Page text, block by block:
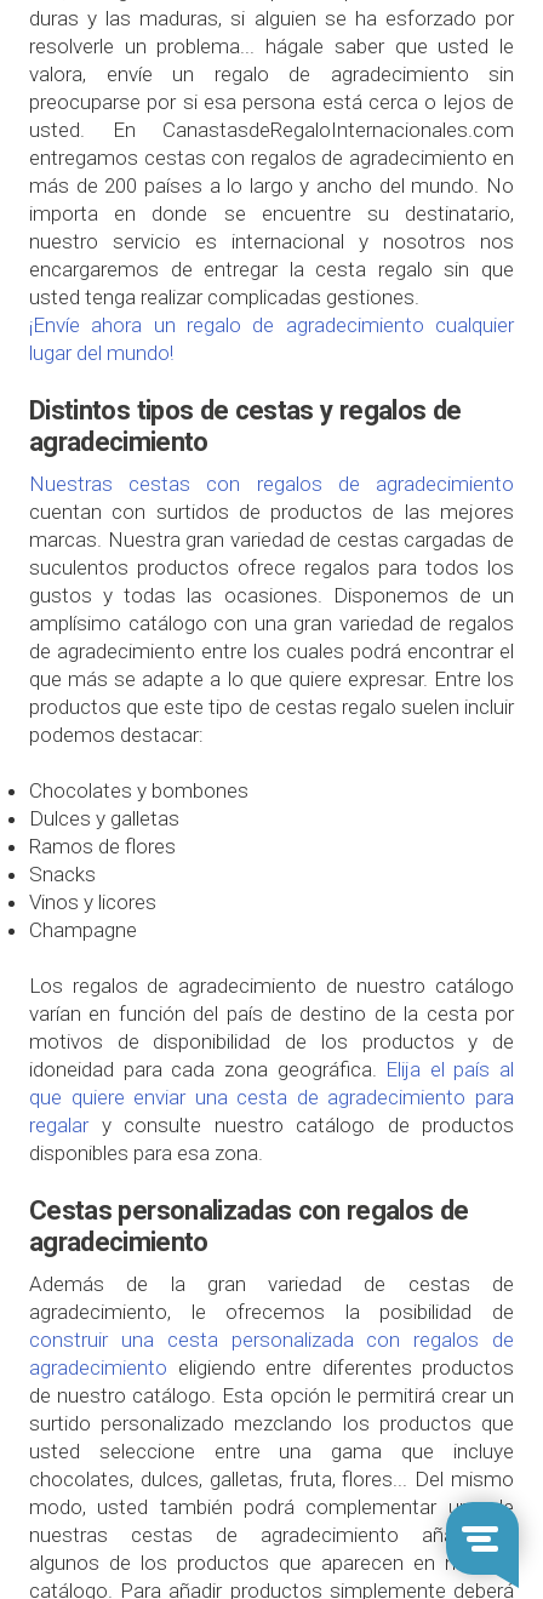
duras y las maduras, si alguien se ha esforzado por
resolverle un problema... hágale saber que usted le
valora, envíe un regalo de agradecimiento sin
preocuparse por si esa persona está cerca o lejos de
usted. En CanastasdeRegaloInternacionales.com
entregamos cestas con regalos de agradecimiento en
más de 200 países a lo largo y ancho del mundo. No
importa en donde se encuentre su destinatario,
nuestro servicio es internacional y nosotros nos
encargaremos de entregar la cesta regalo sin que
usted tenga realizar complicadas gestiones.
¡Envíe ahora un regalo de agradecimiento cualquier
lugar del mundo!
Distintos tipos de cestas y regalos de
agradecimiento
Nuestras cestas con regalos de agradecimiento
cuentan con surtidos de productos de las mejores
marcas. Nuestra gran variedad de cestas cargadas de
suculentos productos ofrece regalos para todos los
gustos y todas las ocasiones. Disponemos de un
amplísimo catálogo con una gran variedad de regalos
de agradecimiento entre los cuales podrá encontrar el
que más se adapte a lo que quiere expresar. Entre los
productos que este tipo de cestas regalo suelen incluir
podemos destacar:
Chocolates y bombones
Dulces y galletas
Ramos de flores
Snacks
Vinos y licores
Champagne
Los regalos de agradecimiento de nuestro catálogo
varían en función del país de destino de la cesta por
motivos de disponibilidad de los productos y de
idoneidad para cada zona geográfica. Elija el país al
que quiere enviar una cesta de agradecimiento para
regalary consulte nuestro catálogo de productos
disponibles para esa zona.
Cestas personalizadas con regalos de
agradecimiento
Además de la gran variedad de cestas de
agradecimiento, le ofrecemos la posibilidad de
construir una cesta personalizada con regalos de
agradecimiento eligiendo entre diferentes productos
de nuestro catálogo. Esta opción le permitirá crear un
surtido personalizado mezclando los productos que
usted seleccione entre una gama que incluye
chocolates, dulces, galletas, fruta, flores... Del mismo
modo, usted también podrá complementar una de
nuestras cestas de agradecimiento añadiendo
algunos de los productos que aparecen en nuestro
catálogo. Para añadir productos simplemente deberá